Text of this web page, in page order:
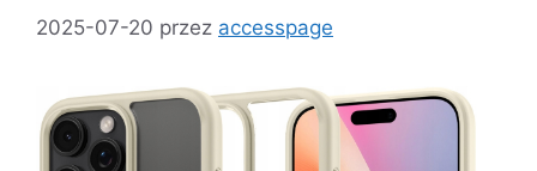
2025-07-20 przez accesspage